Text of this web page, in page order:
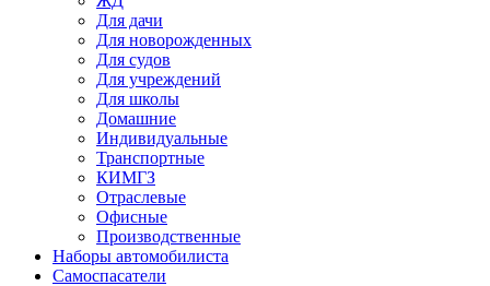
Для дачи
Для новорожденных
Для судов
Для учреждений
Для школы
Домашние
Индивидуальные
Транспортные
КИМГЗ
Отраслевые
Офисные
Производственные
Наборы автомобилиста
Самоспасатели